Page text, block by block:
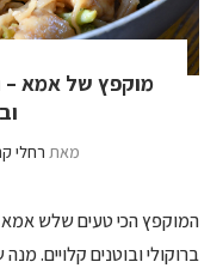
מוקפץ של אמא –
מאת רחלי
המוקפץ הכי טעים שלש אמא
ברוקולי ובוטנים קלויים.